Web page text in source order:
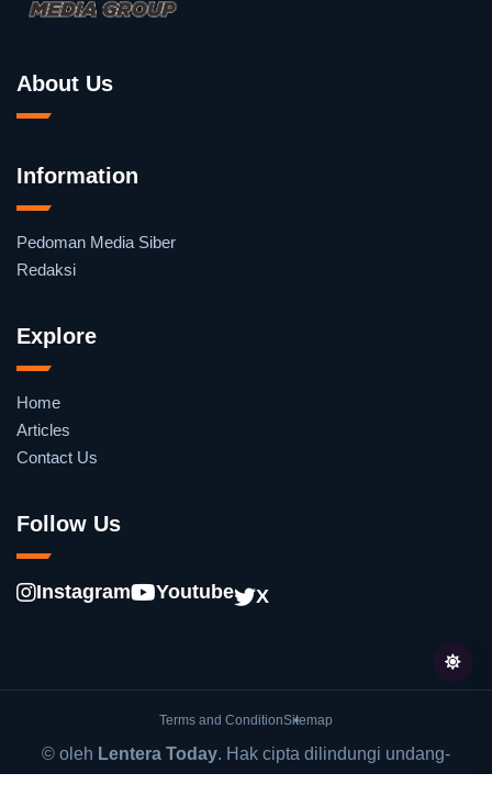
About Us
Information
Pedoman Media Siber
Redaksi
Explore
Home
Articles
Contact Us
Follow Us
Instagram Youtube X
Terms and ConditionSitemap
© oleh Lentera Today. Hak cipta dilindungi undang-